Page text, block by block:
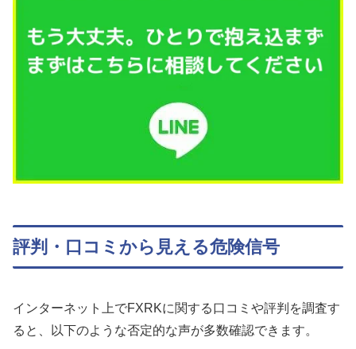
評判・口コミから見える危険信号
インターネット上でFXRKに関する口コミや評判を調査す
ると、以下のような否定的な声が多数確認できます。